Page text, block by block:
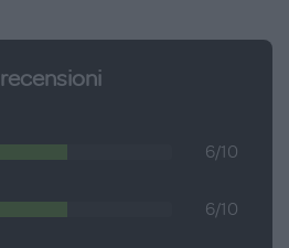
dimensioni e due tasche con
posta sulla patella superiore e una
Sui due lati è presente una
un nuovo scomparto. La cartella è
colorati posti sul fronte che
velocemente ai vani interni.
6/10
6/10